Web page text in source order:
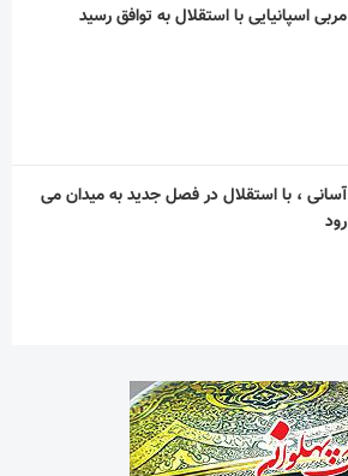
مربی اسپانیایی با استقلال به توافق رسید
آسانی ، با استقلال در فصل جدید به میدان می
رود